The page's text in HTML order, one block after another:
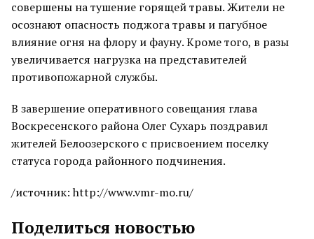
совершены на тушение горящей травы. Жители не
осознают опасность поджога травы и пагубное
влияние огня на флору и фауну. Кроме того, в разы
увеличивается нагрузка на представителей
противопожарной службы.
В завершение оперативного совещания глава
Воскресенского района Олег Сухарь поздравил
жителей Белоозерского с присвоением поселку
статуса города районного подчинения.
/источник: http://www.vmr-mo.ru/
Поделиться новостью